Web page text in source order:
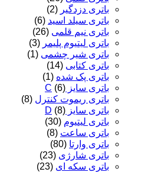
باتری دزدگیر (2)
باتری سیلد اسید (6)
باتری نیم قلمی (26)
باتری لیتیوم پلیمر (3)
باتری شیر چشمی (1)
باتری کتابی (14)
باتری پک شده (1)
باتری سایز C (6)
باتری ریموت کنترل (8)
باتری سایز D (8)
باتری لیتیوم (30)
باتری ساعت (8)
باتری وارتا (80)
باتری شارژی (23)
باتری سکه ای (23)